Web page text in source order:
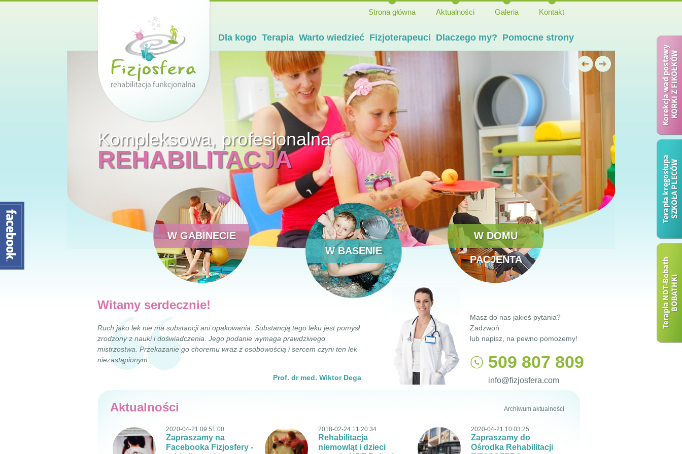
Strona główna Aktualności Galeria Kontakt
Dla kogo Terapia Warto wiedzieć Fizjoterapeuci Dlaczego my? Pomocne strony
Kompleksowa, profesjonalna
REHABILITACJA
W GABINECIE
W BASENIE
W DOMU
PACJENTA
Masz do nas jakieś pytania?
Zadzwoń
lub napisz, na pewno pomożemy!
509 807 809
info@fizjosfera.com
Witamy serdecznie!
Ruch jako lek nie ma substancji ani opakowania. Substancją tego leku jest pomysł
zrodzony z nauki i doświadczenia. Jego podanie wymaga prawdziwego
mistrzostwa. Przekazanie go choremu wraz z osobowością i sercem czyni ten lek
niezastąpionym.
Prof. dr med. Wiktor Dega
Aktualności
2020-04-21 09:51:00
Zapraszamy na
Facebooka Fizjosfery -
2018-02-24 11:20:34
Rehabilitacja
niemowląt i dzieci
2020-04-21 10:03:25
Zapraszamy do
Ośrodka Rehabilitacji
Archiwum aktualności